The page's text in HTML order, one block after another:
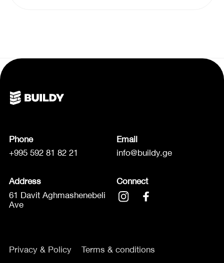
Phone
+995 592 81 82 21
Email
info@buildy.ge
Address
61 Davit Aghmashenebeli
Ave
Connect
Privacy & Policy Terms & conditions